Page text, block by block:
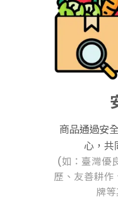
商品通過安
心，共
(如：臺灣優
歷、友善耕作
牌